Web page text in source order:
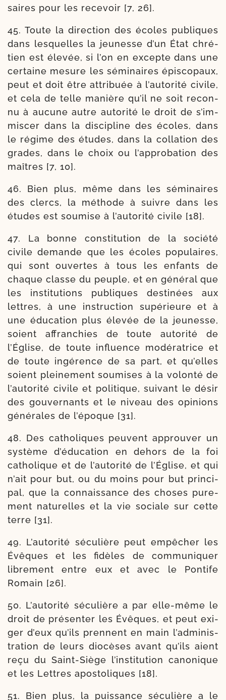
saires pour les rece­voir [7, 26].
45. Toute la direc­tion des écoles publiques
dans les­quelles la jeu­nesse d’un État chré­
tien est éle­vée, si l’on en excepte dans une
cer­taine mesure les sémi­naires épis­co­paux,
peut et doit être attri­buée à l’au­to­ri­té civile,
et cela de telle manière qu’il ne soit recon­
nu à aucune autre auto­ri­té le droit de s’im­
mis­cer dans la dis­ci­pline des écoles, dans
le régime des études, dans la col­la­tion des
grades, dans le choix ou l’ap­pro­ba­tion des
maîtres [7, 10].
46. Bien plus, même dans les sémi­naires
des clercs, la méthode à suivre dans les
études est sou­mise à l’au­to­ri­té civile [18].
47. La bonne consti­tu­tion de la socié­té
civile demande que les écoles popu­laires,
qui sont ouvertes à tous les enfants de
chaque classe du peuple, et en géné­ral que
les ins­ti­tu­tions publiques des­ti­nées aux
lettres, à une ins­truc­tion supé­rieure et à
une édu­ca­tion plus éle­vée de la jeu­nesse,
soient affran­chies de toute auto­ri­té de
l’Église, de toute influence modé­ra­trice et
de toute ingé­rence de sa part, et qu’elles
soient plei­ne­ment sou­mises à la volon­té de
l’au­to­ri­té civile et poli­tique, sui­vant le désir
des gou­ver­nants et le niveau des opi­nions
géné­rales de l’é­poque [31].
48. Des catho­liques peuvent approu­ver un
sys­tème d’é­du­ca­tion en dehors de la foi
catho­lique et de l’au­to­ri­té de l’Église, et qui
n’ait pour but, ou du moins pour but prin­ci­
pal, que la connais­sance des choses pure­
ment natu­relles et la vie sociale sur cette
terre [31].
49. L’autorité sécu­lière peut empê­cher les
Évêques et les fidèles de com­mu­ni­quer
libre­ment entre eux et avec le Pontife
Romain [26].
50. L’autorité sécu­lière a par elle-​même le
droit de pré­sen­ter les Évêques, et peut exi­
ger d’eux qu’ils prennent en main l’ad­mi­nis­
tra­tion de leurs dio­cèses avant qu’ils aient
reçu du Saint-​Siège l’ins­ti­tu­tion cano­nique
et les Lettres apos­to­liques [18].
51. Bien plus, la puis­sance sécu­lière a le